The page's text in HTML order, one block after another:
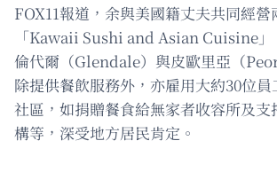
FOX11報道，余與美國籍丈夫共同經營
「Kawaii Sushi and Asian Cuisine
倫代爾（Glendale）與皮歐里亞（
除提供餐飲服務外，亦雇用大約30位
社區，如捐贈餐食給無家者收容所及支
構等，深受地方居民肯定。